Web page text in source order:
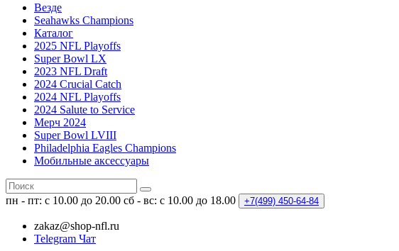
Везде
Seahawks Champions
Каталог
2025 NFL Playoffs
Super Bowl LX
2023 NFL Draft
2024 Crucial Catch
2024 NFL Playoffs
2024 Salute to Service
Мерч 2024
Super Bowl LVIII
Philadelphia Eagles Champions
Мобильные аксессуары
пн - пт: с 10.00 до 20.00 сб - вс: с 10.00 до 18.00 +7(499) 450-64-84
zakaz@shop-nfl.ru
Telegram Чат